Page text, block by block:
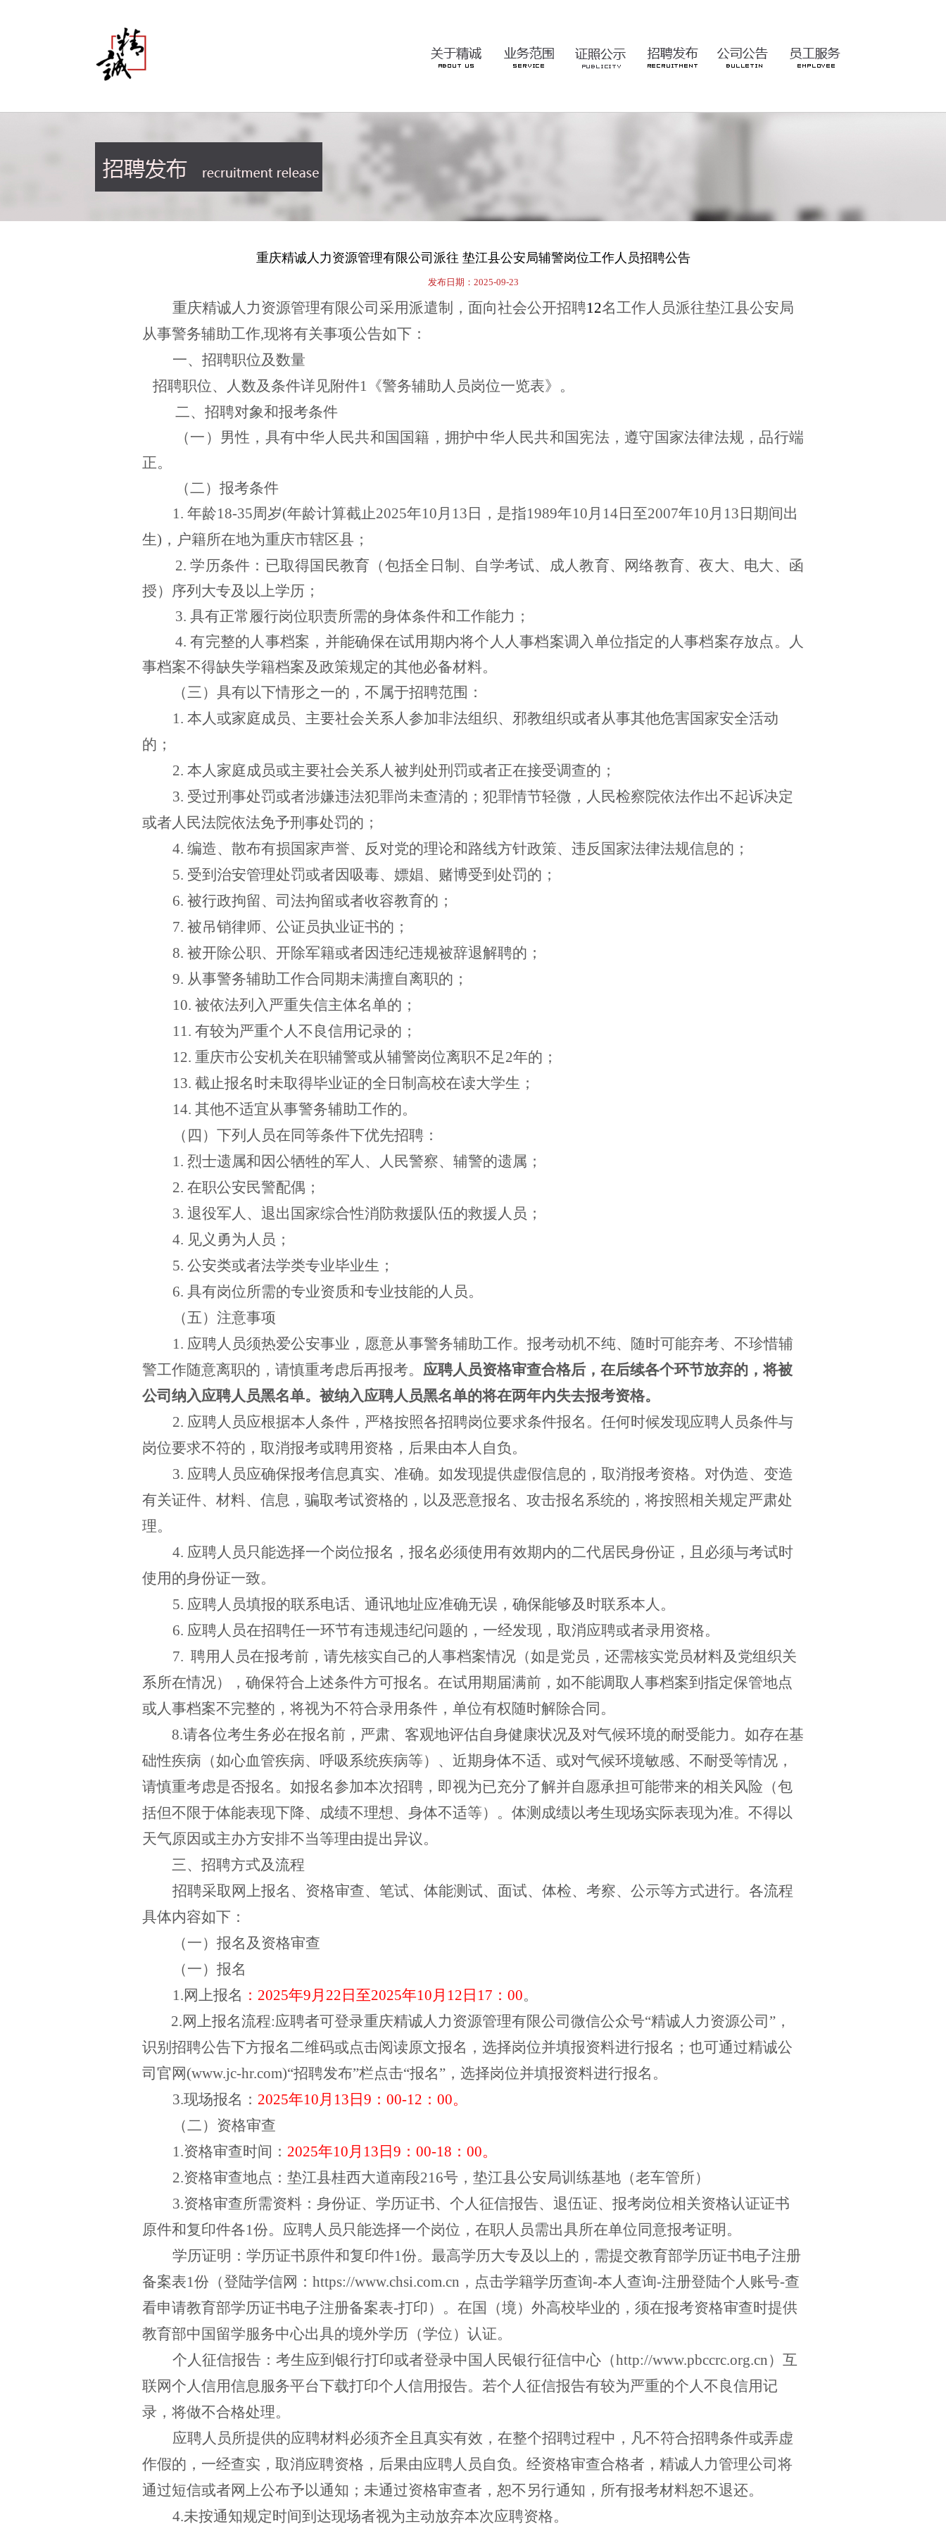
重庆精诚人力资源管理有限公司派往 垫江县公安局辅警岗位工作人员招聘公告
发布日期：2025-09-23
重庆精诚人力资源管理有限公司采用派遣制，面向社会公开招聘12名工作人员派往垫江县公安局
从事警务辅助工作,现将有关事项公告如下：
一、招聘职位及数量
招聘职位、人数及条件详见附件1《警务辅助人员岗位一览表》。
二、招聘对象和报考条件
（一） 男性， 具有中华人民共和国国籍，拥护中华人民共和国宪法，遵守国家法律法规，品行端
正。
（二）报考条件
1. 年龄18-35周岁(年龄计算截止2025年10月 13 日，是指1989年10月 14日至2007年10月 13 日期间出
生) ，户籍所在地为重庆市辖区县 ；
2. 学历条件：已取得国民教育（包括全日制、自学考试、成人教育、网络教育、夜大、电大、函
授）序列大专及以上学历；
3. 具有正常履行岗位职责所需的身体条件和工作能力；
4. 有完整的人事档案，并能确保在试用期内将个人人事档案调入单位指定的人事档案存放点。人
事档案不得缺失学籍档案及政策规定的其他必备材料。
（三）具有以下情形之一的，不属于招聘范围：
1. 本人或家庭成员、主要社会关系人参加非法组织、邪教组织或者从事其他危害国家安全活动
的；
2. 本人家庭成员或主要社会关系人被判处刑罚或者正在接受调查的；
3. 受过刑事处罚或者涉嫌违法犯罪尚未查清的；犯罪情节轻微，人民检察院依法作出不起诉决定
或者人民法院依法免予刑事处罚的；
4. 编造、散布有损国家声誉、反对党的理论和路线方针政策、违反国家法律法规信息的；
5. 受到治安管理处罚或者因吸毒、嫖娼、赌博受到处罚的；
6. 被行政拘留、司法拘留或者收容教育的；
7. 被吊销律师、公证员执业证书的；
8. 被开除公职、开除军籍或者因违纪违规被辞退解聘的；
9. 从事警务辅助工作合同期未满擅自离职的；
10. 被依法列入严重失信主体名单的；
11. 有较为严重个人不良信用记录的；
12. 重庆市公安机关在职辅警或从辅警岗位离职不足2年的；
13. 截止报名时未取得毕业证的全日制高校在读大学生；
14. 其他不适宜从事警务辅助工作的。
（四）下列人员在同等条件下优先招聘：
1. 烈士遗属和因公牺牲的军人、人民警察、辅警的遗属；
2. 在职公安民警配偶；
3. 退役军人、退出国家综合性消防救援队伍的救援人员；
4. 见义勇为人员；
5. 公安类或者法学类专业毕业生；
6. 具有岗位所需的专业资质和专业技能的人员。
（五）注意事项
1. 应聘人员须热爱公安事业，愿意从事警务辅助工作。报考动机不纯、随时可能弃考、不珍惜辅
警工作随意离职的，请慎重考虑后再报考。 应聘人员资格审查合格后，在后续各个环节放弃的，将被
公司纳入应聘人员黑名单。被纳入应聘人员黑名单的将在两年内失去报考资格。
2. 应聘人员应根据本人条件，严格按照各招聘岗位要求条件报名。任何时候发现应聘人员条件与
岗位要求不符的，取消报考或聘用资格，后果由本人自负。
3. 应聘人员应确保报考信息真实、准确。如发现提供虚假信息的，取消报考资格。对伪造、变造
有关证件、材料、信息，骗取考试资格的，以及恶意报名、攻击报名系统的，将按照相关规定严肃处
理。
4. 应聘人员只能选择一个岗位报名，报名必须使用有效期内的二代居民身份证，且必须与考试时
使用的身份证一致。
5. 应聘人员填报的联系电话、通讯地址应准确无误，确保能够及时联系本人。
6. 应聘人员在招聘任一环节有违规违纪问题的，一经发现，取消应聘或者录用资格。
7. 聘用人员在报考前，请先核实自己的人事档案情况（如是党员，还需核实党员材料及党组织关
系所在情况），确保符合上述条件方可报名。在试用期届满前，如不能调取人事档案到指定保管地点
或人事档案不完整的，将视为不符合录用条件，单位有权随时解除合同 。
8.请各位考生务必在报名前，严肃、客观地评估自身健康状况及对气候环境的耐受能力。如存在基
础性疾病（如心血管疾病、呼吸系统疾病等）、近期身体不适、或对气候环境敏感、不耐受等情况，
请慎重考虑是否报名。如报名参加本次招聘，即视为已充分了解并自愿承担可能带来的相关风险（包
括但不限于体能表现下降、成绩不理想、身体不适等）。体测成绩以考生现场实际表现为准。不得以
天气原因或主办方安排不当等理由提出异议。
三、招聘方式及流程
招聘采取网上报名、资格审查、笔试、体能测试、面试、体检、考察、公示等方式进行。各流程
具体内容如下：
（一）报名及资格审查
（一）报名
1.网上报名 ： 2025年9月 22 日至2025年10月 12 日 17 ： 00。
2.网上报名流程:应聘者可登录重庆精诚人力资源管理有限公司 微信公众号“精诚人力资源公司”，
识别招聘公告下方报名二维码或点击阅读原文报名 ，选择岗位并填报资料进行报名 ； 也可通过精诚公
司官网(www.jc-hr.com)“招聘发布”栏点击“报名” ，选择岗位并填报资料进行报名 。
3.现场报名： 2025年10月 13 日 9 ： 00-12 ： 00。
（二）资格审查
1.资格审查时间： 2025年10月 13 日 9 ： 00-18 ： 00。
2.资格审查地点：垫江县桂西大道南段216号 ，垫江县公安局训练基地（老车管所）
3.资格审查所需资料：身份证、学历证书、个人征信报告、退伍证、报考岗位相关资格认证证书
原件和复印件各1份。应聘人员只能选择一个岗位，在职人员需出具所在单位同意报考证明。
学历证明：学历证书原件和复印件1份。最高学历大专及以上的，需提交教育部学历证书电子注册
备案表1份（登陆学信网： https://www.chsi.com.cn ，点击学籍学历查询-本人查询-注册登陆个人账号-查
看申请教育部学历证书电子注册备案表-打印）。在国（境）外高校毕业的，须在报考资格审查时提供
教育部中国留学服务中心出具的境外学历（学位）认证。
个人征信报告： 考生应到银行打印或者登录中国人民银行征信中心（http://www.pbccrc.org.cn）互
联网个人信用信息服务平台下载打印个人信用报告。 若个人征信报告有较为严重的个人不良信用记
录，将做不合格处理。
应聘人员所提供的应聘材料必须齐全且真实有效，在整个招聘过程中，凡不符合招聘条件或弄虚
作假的，一经查实，取消应聘资格，后果由应聘人员自负。经资格审查合格者， 精诚人力管理公司 将
通过短信或者网上公布予以通知；未通过资格审查者，恕不另行通知，所有报考材料恕不退还。
4.未按通知规定时间到达现场者视为主动放弃本次应聘资格。